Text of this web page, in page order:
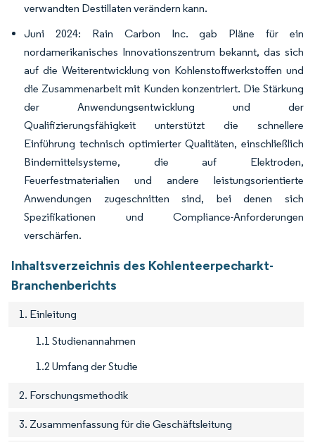
verwandten Destillaten verändern kann.
Juni 2024: Rain Carbon Inc. gab Pläne für ein
nordamerikanisches Innovationszentrum bekannt, das sich
auf die Weiterentwicklung von Kohlenstoffwerkstoffen und
die Zusammenarbeit mit Kunden konzentriert. Die Stärkung
der Anwendungsentwicklung und der
Qualifizierungsfähigkeit unterstützt die schnellere
Einführung technisch optimierter Qualitäten, einschließlich
Bindemittelsysteme, die auf Elektroden,
Feuerfestmaterialien und andere leistungsorientierte
Anwendungen zugeschnitten sind, bei denen sich
Spezifikationen und Compliance-Anforderungen
verschärfen.
Inhaltsverzeichnis des Kohlenteerpecharkt-
Branchenberichts
1. Einleitung
1.1 Studienannahmen
1.2 Umfang der Studie
2. Forschungsmethodik
3. Zusammenfassung für die Geschäftsleitung